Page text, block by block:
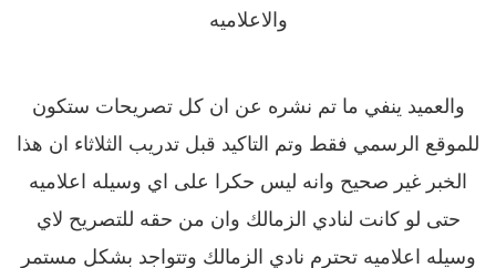
والاعلاميه
والعميد ينفي ما تم نشره عن ان كل تصريحات ستكون
للموقع الرسمي فقط وتم التاكيد قبل تدريب الثلاثاء ان هذا
الخبر غير صحيح وانه ليس حكرا على اي وسيله اعلاميه
حتى لو كانت لنادي الزمالك وان من حقه للتصريح لاي
وسيله اعلاميه تحترم نادي الزمالك وتتواجد بشكل مستمر